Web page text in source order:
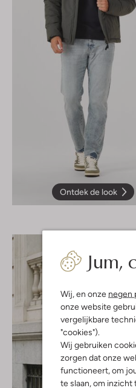
Jum,
Wij, en onze negen
onze website
vergelijkbare
"cookies").
Wij gebruiken
zorgen dat onze
functioneert, om
te slaan, om inzicht
Ontdek de look